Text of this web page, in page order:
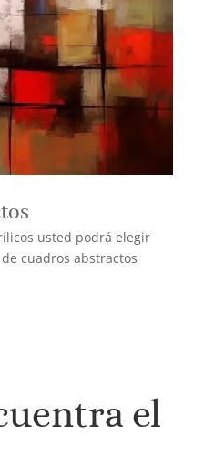
usted podrá elegir
cuadros abstractos
el